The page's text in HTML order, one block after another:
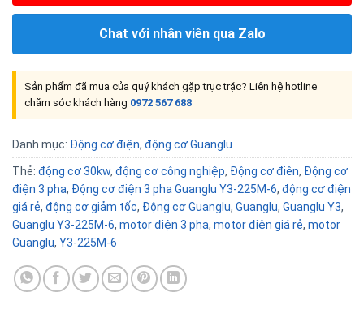
Chat với nhân viên qua Zalo
Sản phẩm đã mua của quý khách gặp trục trặc? Liên hệ hotline
chăm sóc khách hàng 0972 567 688
Danh mục: Động cơ điện, động cơ Guanglu
Thẻ: động cơ 30kw, động cơ công nghiệp, Động cơ điên, Động cơ
điện 3 pha, Động cơ điện 3 pha Guanglu Y3-225M-6, động cơ điện
giá rẻ, động cơ giảm tốc, Động cơ Guanglu, Guanglu, Guanglu Y3,
Guanglu Y3-225M-6, motor điện 3 pha, motor điện giá rẻ, motor
Guanglu, Y3-225M-6